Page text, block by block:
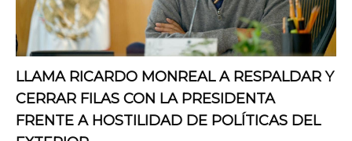
LLAMA RICARDO MONREAL A RESPALDAR Y
CERRAR FILAS CON LA PRESIDENTA
FRENTE A HOSTILIDAD DE POLÍTICAS DEL